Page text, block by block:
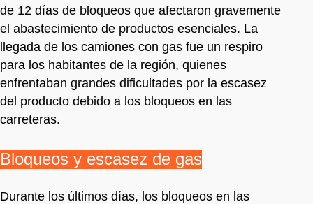
de 12 días de bloqueos que afectaron gravemente
el abastecimiento de productos esenciales. La
llegada de los camiones con gas fue un respiro
para los habitantes de la región, quienes
enfrentaban grandes dificultades por la escasez
del producto debido a los bloqueos en las
carreteras.
Bloqueos y escasez de gas
Durante los últimos días, los bloqueos en las